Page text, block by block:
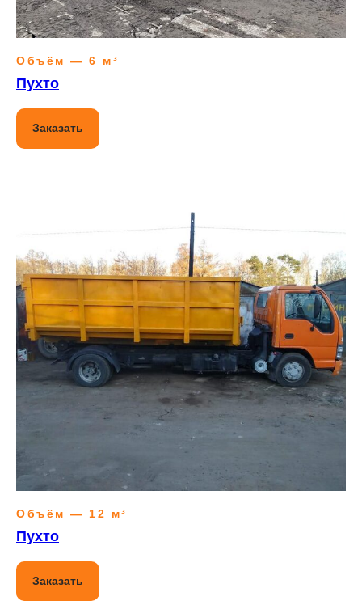
Объём — 6 м³
Пухто
Заказать
Объём — 12 м³
Пухто
Заказать